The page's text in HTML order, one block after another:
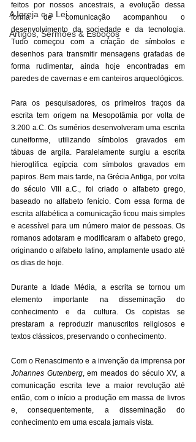
A Igreja e a Lei
Artigos, Sermões & Esboços
feitos por nossos ancestrais, a evolução dessa
forma de comunicação acompanhou o
desenvolvimento da sociedade e da tecnologia.
Tudo começou com a criação de símbolos e
desenhos para transmitir mensagens grafadas de
forma rudimentar, ainda hoje encontradas em
Para os pesquisadores, os primeiros traços da
escrita tem origem na Mesopotâmia por volta de
3.200 a.C. Os sumérios desenvolveram uma escrita
cuneiforme, utilizando símbolos gravados em
tábuas de argila. Paralelamente surgiu a escrita
hieroglífica egípcia com símbolos gravados em
papiros. Bem mais tarde, na Grécia Antiga, por volta
do século VIII a.C., foi criado o alfabeto grego,
baseado no alfabeto fenício. Com essa forma de
escrita alfabética a comunicação ficou mais simples
e acessível para um número maior de pessoas. Os
romanos adotaram e modificaram o alfabeto grego,
originando o alfabeto latino, amplamente usado até
os dias de hoje.
Durante a Idade Média, a escrita se tornou um
elemento importante na disseminação do
conhecimento e da cultura. Os copistas se
prestaram a reproduzir manuscritos religiosos e
textos clássicos, preservando o conhecimento.
Johannes Gutenberg, em meados do século XV, a
comunicação escrita teve a maior revolução até
então, com o início a produção em massa de livros
e, consequentemente, a disseminação do
conhecimento em uma escala jamais vista.